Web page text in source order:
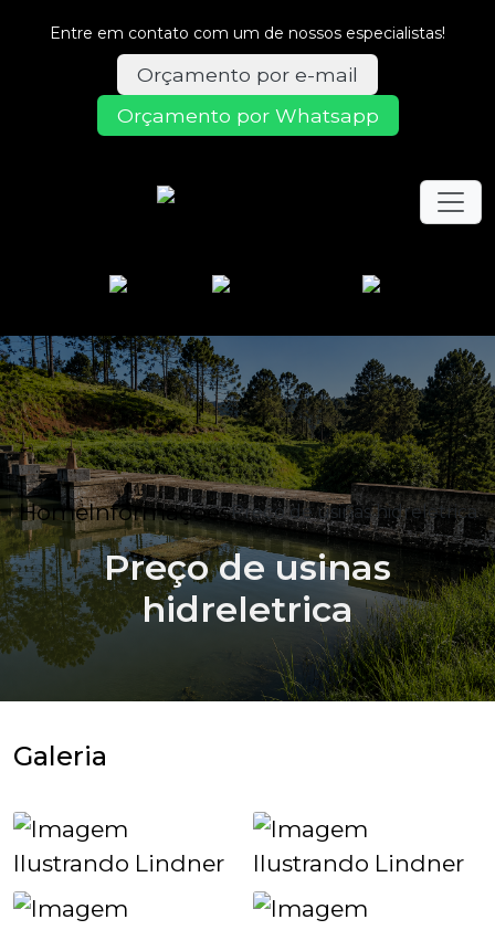
Entre em contato com um de nossos especialistas!
Orçamento por e-mail
Orçamento por Whatsapp
HomeInformaçõesPreço de usinas hidreletrica
Preço de usinas
hidreletrica
Galeria